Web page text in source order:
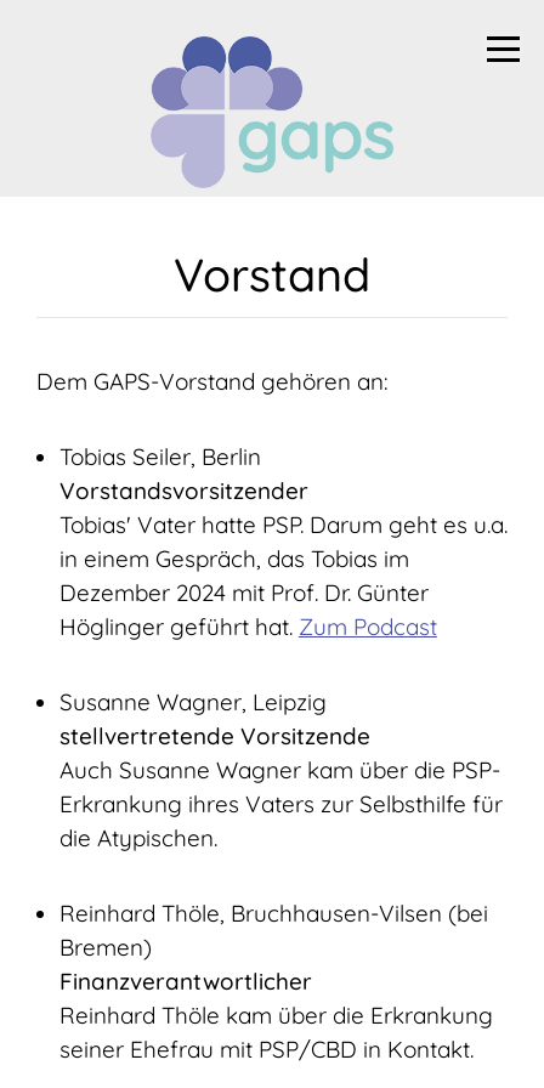
Vorstand
Dem GAPS-Vorstand gehören an:
Tobias Seiler, Berlin
Vorstandsvorsitzender
Tobias' Vater hatte PSP. Darum geht es u.a.
in einem Gespräch, das Tobias im
Dezember 2024 mit Prof. Dr. Günter
Höglinger geführt hat. Zum Podcast
Susanne Wagner, Leipzig
stellvertretende Vorsitzende
Auch Susanne Wagner kam über die PSP-
Erkrankung ihres Vaters zur Selbsthilfe für
die Atypischen.
Reinhard Thöle, Bruchhausen-Vilsen (bei
Bremen)
Finanzverantwortlicher
Reinhard Thöle kam über die Erkrankung
seiner Ehefrau mit PSP/CBD in Kontakt.